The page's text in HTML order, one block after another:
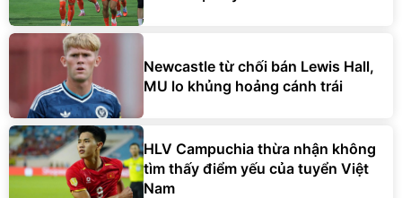
Newcastle từ chối bán Lewis Hall,
MU lo khủng hoảng cánh trái
HLV Campuchia thừa nhận không
tìm thấy điểm yếu của tuyển Việt
Nam